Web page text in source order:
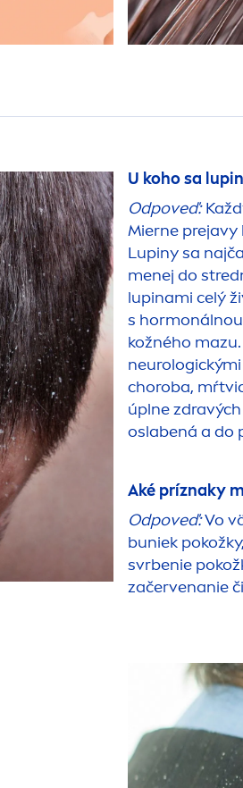
U koho sa
Odpoveď:
Mierne prejavy
Lupiny sa
menej do
lupinami celý
s
kožného
choroba,
úplne
oslabená a do
Aké príznaky
Odpoveď:Vo
buniek
svrbenie
začervenanie